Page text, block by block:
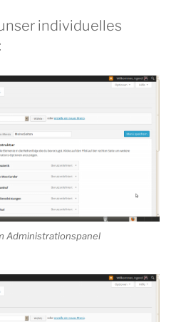
individuelles
Administrationspanel